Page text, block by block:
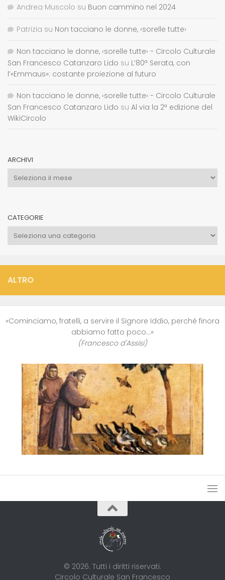
Andrea Muscolo su Buon cammino nel 2024
Patrizia su Non tacciano le donne, ‹sorelle tutte›
Non tacciano le donne, ‹sorelle tutte› - Circolo Culturale
San Francesco Catanzaro Lido su L’80ª Serata, con
l’«Emmaus»: costante proiezione al futuro
Non tacciano le donne, ‹sorelle tutte› - Circolo Culturale
San Francesco Catanzaro Lido su Al via la 2ª edizione del
WikiCircolo
ARCHIVI
Archivi
CATEGORIE
Categorie
ALTRO
«Cominciamo, fratelli, a servire il Signore Iddio, perché finora
abbiamo fatto poco…»
(Francesco d'Assisi)
© 2026. Tutti i diritti riservati.
Circolo Culturale San Francesco